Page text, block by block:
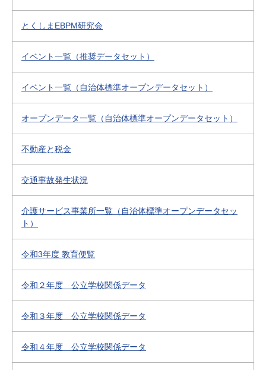
とくしまEBPM研究会
イベント一覧（推奨データセット）
イベント一覧（自治体標準オープンデータセット）
オープンデータ一覧（自治体標準オープンデータセット）
不動産と税金
交通事故発生状況
介護サービス事業所一覧（自治体標準オープンデータセッ
ト）
令和3年度 教育便覧
令和２年度 公立学校関係データ
令和３年度 公立学校関係データ
令和４年度 公立学校関係データ